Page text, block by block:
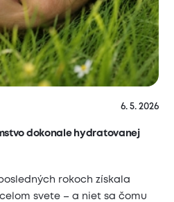
6. 5. 2026
dokonale hydratovanej
rokoch získala
svete – a niet sa čomu